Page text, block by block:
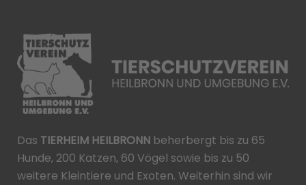
Das TIERHEIM HEILBRONN beherbergt bis zu 65
Hunde, 200 Katzen, 60 Vögel sowie bis zu 50
weitere Kleintiere und Exoten. Weiterhin sind wir